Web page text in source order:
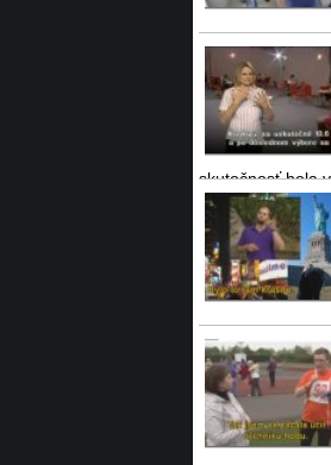
skutočnosť bola